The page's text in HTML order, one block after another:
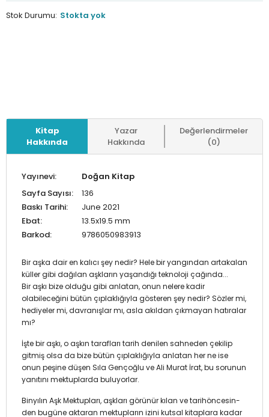
Stok Durumu: Stokta yok
Kitap
Hakkında
Yazar
Hakkında
Değerlendirmeler
(0)
Yayınevi:
Doğan Kitap
Sayfa Sayısı:
136
Baskı Tarihi:
June 2021
Ebat:
13.5x19.5 mm
Barkod:
9786050983913
Bir aşka dair en kalıcı şey nedir? Hele bir yangından artakalan
küller gibi dağılan aşkların yaşandığı teknoloji çağında...
Bir aşkı bize olduğu gibi anlatan, onun nelere kadir
olabileceğini bütün çıplaklığıyla gösteren şey nedir? Sözler mi,
hediyeler mi, davranışlar mı, asla akıldan çıkmayan hatıralar
mı?
İşte bir aşkı, o aşkın tarafları tarih denilen sahneden çekilip
gitmiş olsa da bize bütün çıplaklığıyla anlatan her ne ise
onun peşine düşen Sıla Gençoğlu ve Ali Murat İrat, bu sorunun
yanıtını mektuplarda buluyorlar.
Binyılın Aşk Mektupları, aşkları görünür kılan ve tarihöncesin-
den bugüne aktaran mektupların izini kutsal kitaplara kadar